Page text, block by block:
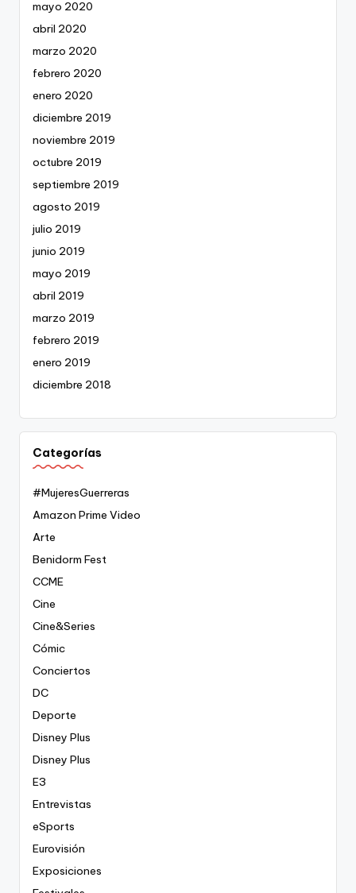
mayo 2020
abril 2020
marzo 2020
febrero 2020
enero 2020
diciembre 2019
noviembre 2019
octubre 2019
septiembre 2019
agosto 2019
julio 2019
junio 2019
mayo 2019
abril 2019
marzo 2019
febrero 2019
enero 2019
diciembre 2018
Categorías
#MujeresGuerreras
Amazon Prime Video
Arte
Benidorm Fest
CCME
Cine
Cine&Series
Cómic
Conciertos
DC
Deporte
Disney Plus
Disney Plus
E3
Entrevistas
eSports
Eurovisión
Exposiciones